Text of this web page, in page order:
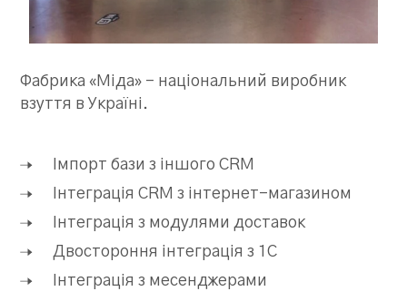
Фабрика «Міда» – національний виробник
взуття в Україні.
Імпорт бази з іншого CRM
Інтеграція CRM з інтернет-магазином
Інтеграція з модулями доставок
Двостороння інтеграція з 1С
Інтеграція з месенджерами